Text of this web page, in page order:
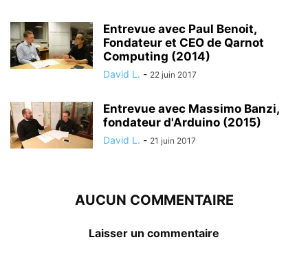
Entrevue avec Paul Benoit,
Fondateur et CEO de Qarnot
Computing (2014)
David L. - 22 juin 2017
Entrevue avec Massimo Banzi,
fondateur d'Arduino (2015)
David L. - 21 juin 2017
AUCUN COMMENTAIRE
Laisser un commentaire